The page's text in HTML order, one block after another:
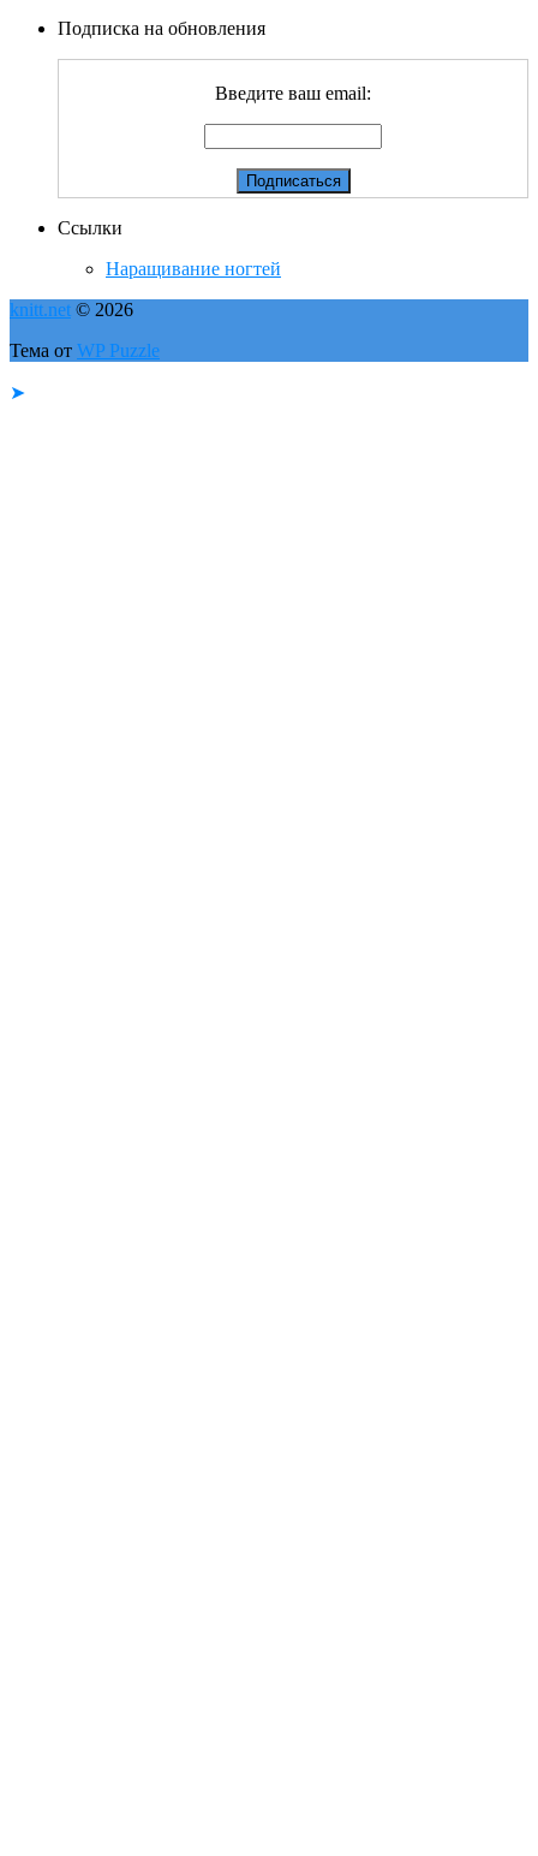
Подписка на обновления
Введите ваш email:
Ссылки
Наращивание ногтей
knitt.net © 2026
Тема от WP Puzzle
➤